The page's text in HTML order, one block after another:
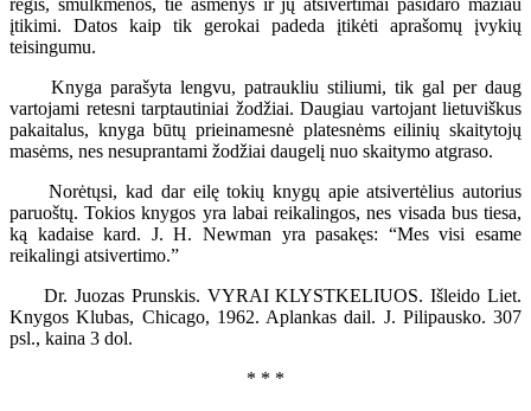
regis, smulkmenos, tie asmenys ir jų atsivertimai pasidaro mažiau
įtikimi. Datos kaip tik gerokai padeda įtikėti aprašomų įvykių
teisingumu.
Knyga parašyta lengvu, patraukliu stiliumi, tik gal per daug
vartojami retesni tarptautiniai žodžiai. Daugiau vartojant lietuviškus
pakaitalus, knyga būtų prieinamesnė platesnėms eilinių skaitytojų
masėms, nes nesuprantami žodžiai daugelį nuo skaitymo atgraso.
Norėtųsi, kad dar eilę tokių knygų apie atsivertėlius autorius
paruoštų. Tokios knygos yra labai reikalingos, nes visada bus tiesa,
ką kadaise kard. J. H. Newman yra pasakęs: “Mes visi esame
reikalingi atsivertimo.”
Dr. Juozas Prunskis. VYRAI KLYSTKELIUOS. Išleido Liet.
Knygos Klubas, Chicago, 1962. Aplankas dail. J. Pilipausko. 307
psl., kaina 3 dol.
* * *